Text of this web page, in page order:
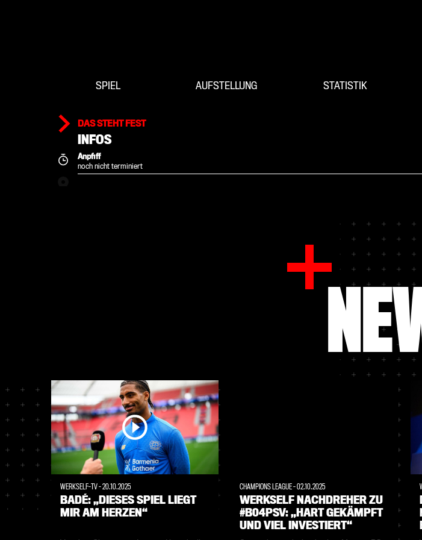
SPIEL AUFSTELLUNG STATISTIK
DAS STEHT FEST
INFOS
Anpfiff
noch nicht terminiert
WERKSELF-TV-20.10.2025
BADÉ: „DIESES SPIEL LIEGT
MIR AM HERZEN“
CHAMPIONS LEAGUE-02.10.2025
WERKSELF NACHDREHER ZU
#B04PSV: „HART GEKÄMPFT
UND VIEL INVESTIERT“